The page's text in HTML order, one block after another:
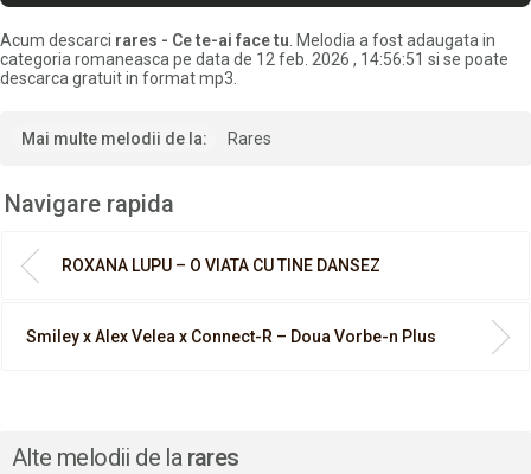
Acum descarci rares - Ce te-ai face tu . Melodia a fost adaugata in
categoria romaneasca pe data de 12 feb. 2026 , 14:56:51 si se poate
descarca gratuit in format mp3.
Mai multe melodii de la: Rares
Navigare rapida
ROXANA LUPU – O VIATA CU TINE DANSEZ
Smiley x Alex Velea x Connect-R – Doua Vorbe-n Plus
Alte melodii de la rares